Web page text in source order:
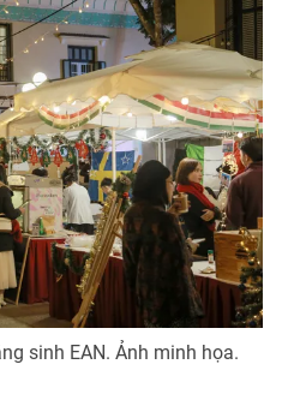
Podcast
Infographic
Shorts video
VTV Thể thao
sinh EAN. Ảnh minh họa.